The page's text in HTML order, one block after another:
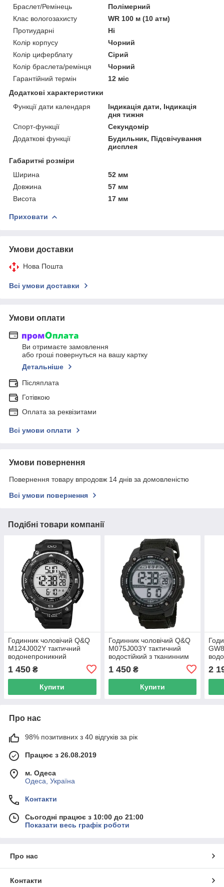
Браслет/Ремінець
Полімерний
Клас вологозахисту
WR 100 м (10 атм)
Протиударні
Ні
Колір корпусу
Чорний
Колір циферблату
Сірий
Колір браслета/ремінця
Чорний
Гарантійний термін
12 міс
Додаткові характеристики
Функції дати календаря
Індикація дати, Індикація
дня тижня
Спорт-функції
Секундомір
Додаткові функції
Будильник, Підсвічування
дисплея
Габаритні розміри
Ширина
52 мм
Довжина
57 мм
Висота
17 мм
Приховати
Умови доставки
Нова Пошта
Всі умови доставки
Умови оплати
Ви отримаєте замовлення
або гроші повернуться на вашу картку
Детальніше
Післяплата
Готівкою
Оплата за реквізитами
Всі умови оплати
Умови повернення
Повернення товару впродовж 14 днів за домовленістю
Всі умови повернення
Подібні товари компанії
Годинник чоловічий Q&Q
M124J002Y тактичний
водонепроникний
1 450 ₴
Купити
Годинник чоловічий Q&Q
M075J003Y тактичний
водостійкий з тканинним
1 450₴
Купити
2
Про нас
98% позитивних з 40 відгуків за рік
Працює з 26.08.2019
м. Одеса
Одеса, Україна
Контакти
Сьогодні працює з 10:00 до 21:00
Показати весь графік роботи
Про нас
Контакти